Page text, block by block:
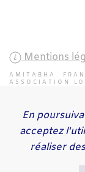
En
acceptez
réaliser
Mentions
AMITABHA
ASSOCIATION
PRATIQUES
SE AYANG RINPOCHE